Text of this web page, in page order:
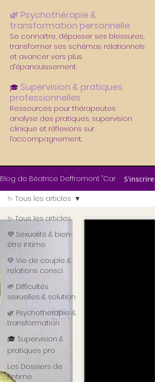
🌿 Psychothérapie &
transformation personnelle
Se connaître, dépasser ses blessures,
transformer ses schémas relationnels
et avancer vers plus
d’épanouissement.
🎓 Supervision & pratiques
professionnelles
Ressources pour thérapeutes :
analyse des pratiques, supervision
clinique et réflexions sur
l’accompagnement.
Blog de Béatrice Deffromont "Carnets de
S'inscrire
✨ Tous les articles
💜 Sexualité & bien-
être intime
💛 Vie de couple &
relations consci
🌱 Difficultés
sexuelles & solution
🌿 Psychothérapie &
transformation
🎓 Supervision &
pratiques pro
Les Dossiers de
l'Intime
✨ Tous les articles